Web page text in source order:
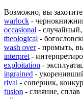
Возможно, вы
warlock -
occasional -
theological -
wash over- промыть,
interpret -
exploitation -
ingrained -
rival - соперник,
fusion - слияние, сплав